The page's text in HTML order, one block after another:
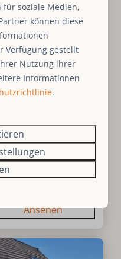
3 Nächte
2 Personen
1
Ansehen
soziale Medien,
können diese
Verfügung gestellt
Nutzung ihrer
Informationen
.